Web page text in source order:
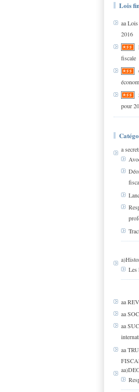
Lois
aa
2016
fiscale
pour
a
Les
aa
aa
aa
aa